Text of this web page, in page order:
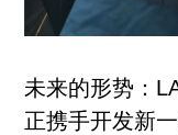
未来的形势：
正携手开发新